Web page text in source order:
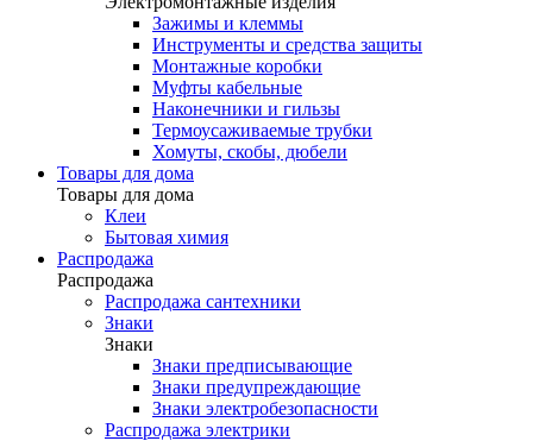
Зажимы и клеммы
Инструменты и средства защиты
Монтажные коробки
Муфты кабельные
Наконечники и гильзы
Термоусаживаемые трубки
Хомуты, скобы, дюбели
Товары для дома
Товары для дома
Клеи
Бытовая химия
Распродажа
Распродажа
Распродажа сантехники
Знаки
Знаки
Знаки предписывающие
Знаки предупреждающие
Знаки электробезопасности
Распродажа электрики